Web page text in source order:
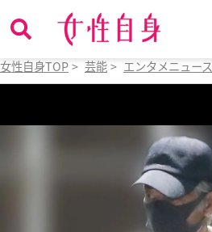
女性自身TOP > 芸能 > エンタメニュース